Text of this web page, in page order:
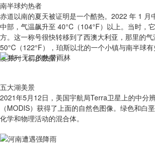
南半球灼热者
赤道以南的夏天被证明是一个酷热。2022 年 1 月
中部，气温飙升至 40°C（104°F）以上。当时，
方。这一称号很快转移到了西澳大利亚，那里的
50°C（122°F），珀斯以北的一个小镇与南半球
度并列（初步数据）。
五大湖美景
2021年5月12日，美国宇航局Terra卫星上的中分
（MODIS）获得了上面的自然色图像。绿色和白
化学和物理活动的混合体。